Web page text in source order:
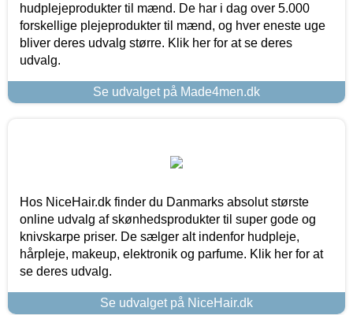
hudplejeprodukter til mænd. De har i dag over 5.000
forskellige plejeprodukter til mænd, og hver eneste uge
bliver deres udvalg større. Klik her for at se deres
udvalg.
Se udvalget på Made4men.dk
Hos NiceHair.dk finder du Danmarks absolut største
online udvalg af skønhedsprodukter til super gode og
knivskarpe priser. De sælger alt indenfor hudpleje,
hårpleje, makeup, elektronik og parfume. Klik her for at
se deres udvalg.
Se udvalget på NiceHair.dk